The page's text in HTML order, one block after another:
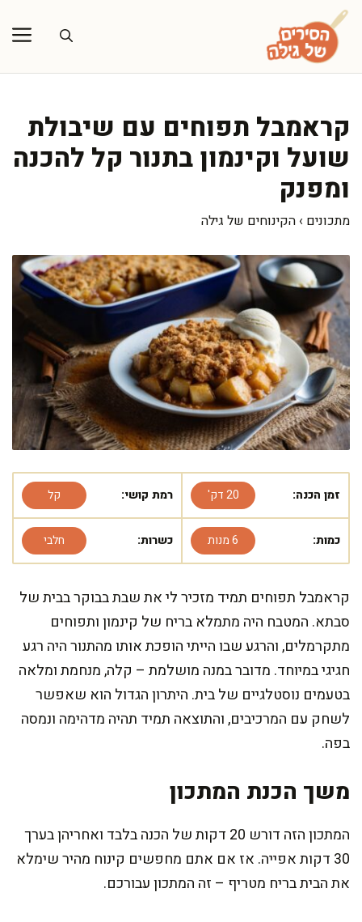
לדלג
לתוכן
קראמבל תפוחים עם שיבולת
שועל וקינמון בתנור קל להכנה
ומפנק
מתכונים › הקינוחים של גילה
זמן הכנה: 20 דק' רמת קושי: קל
כמות: 6 מנות כשרות: חלבי
קראמבל תפוחים תמיד מזכיר לי את שבת בבוקר בבית של
סבתא. המטבח היה מתמלא בריח של קינמון ותפוחים
מתקרמלים, והרגע שבו הייתי הופכת אותו מהתנור היה רגע
חגיגי במיוחד. מדובר במנה מושלמת – קלה, מנחמת ומלאה
בטעמים נוסטלגיים של בית. היתרון הגדול הוא שאפשר
לשחק עם המרכיבים, והתוצאה תמיד תהיה מדהימה ונמסה
בפה.
משך הכנת המתכון
המתכון הזה דורש 20 דקות של הכנה בלבד ואחריהן בערך
30 דקות אפייה. אז אם אתם מחפשים קינוח מהיר שימלא
את הבית בריח מטריף – זה המתכון עבורכם.